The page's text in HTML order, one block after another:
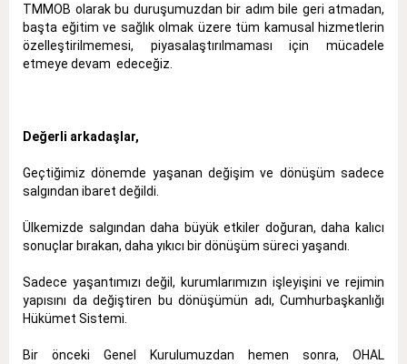
TMMOB olarak bu duruşumuzdan bir adım bile geri atmadan,
başta eğitim ve sağlık olmak üzere tüm kamusal hizmetlerin
özelleştirilmemesi, piyasalaştırılmaması için mücadele
etmeye devam edeceğiz.
Değerli arkadaşlar,
Geçtiğimiz dönemde yaşanan değişim ve dönüşüm sadece
salgından ibaret değildi.
Ülkemizde salgından daha büyük etkiler doğuran, daha kalıcı
sonuçlar bırakan, daha yıkıcı bir dönüşüm süreci yaşandı.
Sadece yaşantımızı değil, kurumlarımızın işleyişini ve rejimin
yapısını da değiştiren bu dönüşümün adı, Cumhurbaşkanlığı
Hükümet Sistemi.
Bir önceki Genel Kurulumuzdan hemen sonra, OHAL